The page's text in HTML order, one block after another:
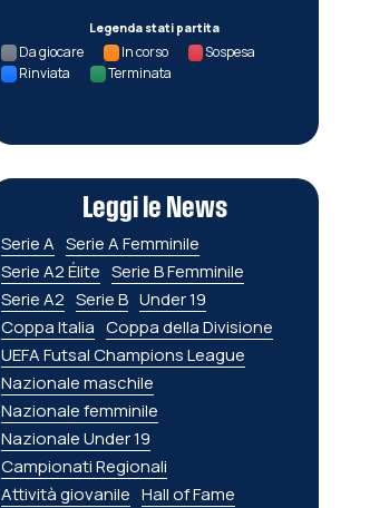
Legenda stati partita
Da giocare In corso
Sospesa
Rinviata
Terminata
Leggi le News
Serie A Serie A Femminile
Serie A2 Élite Serie B Femminile
Serie A2 Serie B Under 19
Coppa Italia Coppa della Divisione
UEFA Futsal Champions League
Nazionale maschile
Nazionale femminile
Nazionale Under 19
Campionati Regionali
Attività giovanile Hall of Fame